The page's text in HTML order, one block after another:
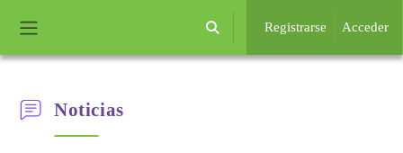
Selector de búsqueda de entrada
Registrarse Acceder
Noticias